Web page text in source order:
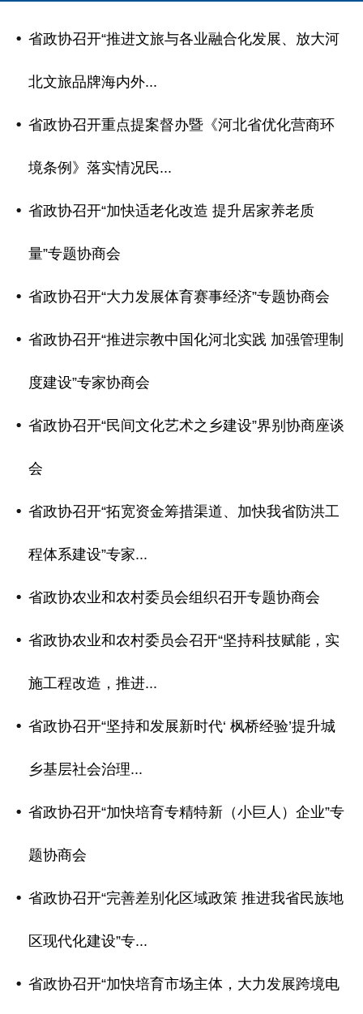
省政协召开“推进文旅与各业融合化发展、放大河
北文旅品牌海内外...
省政协召开重点提案督办暨《河北省优化营商环
境条例》落实情况民...
省政协召开“加快适老化改造 提升居家养老质
量”专题协商会
省政协召开“大力发展体育赛事经济”专题协商会
省政协召开“推进宗教中国化河北实践 加强管理制
度建设”专家协商会
省政协召开“民间文化艺术之乡建设”界别协商座谈
会
省政协召开“拓宽资金筹措渠道、加快我省防洪工
程体系建设”专家...
省政协农业和农村委员会组织召开专题协商会
省政协农业和农村委员会召开“坚持科技赋能，实
施工程改造，推进...
省政协召开“坚持和发展新时代‘ 枫桥经验’提升城
乡基层社会治理...
省政协召开“加快培育专精特新（小巨人）企业”专
题协商会
省政协召开“完善差别化区域政策 推进我省民族地
区现代化建设”专...
省政协召开“加快培育市场主体，大力发展跨境电